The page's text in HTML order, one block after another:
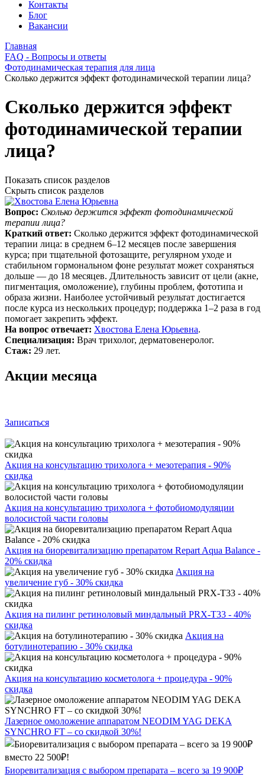
Контакты
Блог
Вакансии
Главная
FAQ - Вопросы и ответы
Фотодинамическая терапия для лица
Сколько держится эффект фотодинамической терапии лица?
Сколько держится эффект
фотодинамической терапии
лица?
Показать список разделов
Скрыть список разделов
Вопрос: Сколько держится эффект фотодинамической
терапии лица?
Краткий ответ: Сколько держится эффект фотодинамической
терапии лица: в среднем 6–12 месяцев после завершения
курса; при тщательной фотозащите, регулярном уходе и
стабильном гормональном фоне результат может сохраняться
дольше — до 18 месяцев. Длительность зависит от цели (акне,
пигментация, омоложение), глубины проблем, фототипа и
образа жизни. Наиболее устойчивый результат достигается
после курса из нескольких процедур; поддержка 1–2 раза в год
помогает закрепить эффект.
На вопрос отвечает: Хвостова Елена Юрьевна.
Специализация: Врач трихолог, дерматовенеролог.
Стаж: 29 лет.
Акции месяца
Записаться
Акция на консультацию трихолога + мезотерапия - 90%
скидка
Акция на консультацию трихолога + фотобиомодуляции
волосистой части головы
Акция на биоревитализацию препаратом Repart Aqua Balance -
20% скидка
Акция на
увеличение губ - 30% скидка
Акция на пилинг ретиноловый миндальный PRX-T33 - 40%
скидка
Акция на
ботулинотерапию - 30% скидка
Акция на консультацию косметолога + процедура - 90%
скидка
Лазерное омоложение аппаратом NEODIM YAG DEKA
SYNCHRO FT – со скидкой 30%!
Биоревитализация с выбором препарата – всего за 19 900₽